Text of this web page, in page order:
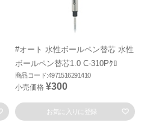
#オート 水性ボールペン替芯 水性
ボールペン替芯1.0 C-310Pｸﾛ
商品コード:4971516291410
小売価格 ¥300
お気に入りに登録